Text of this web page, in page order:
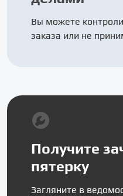
Вы можете
заказа или не
Получите
пятерку
Загляните в